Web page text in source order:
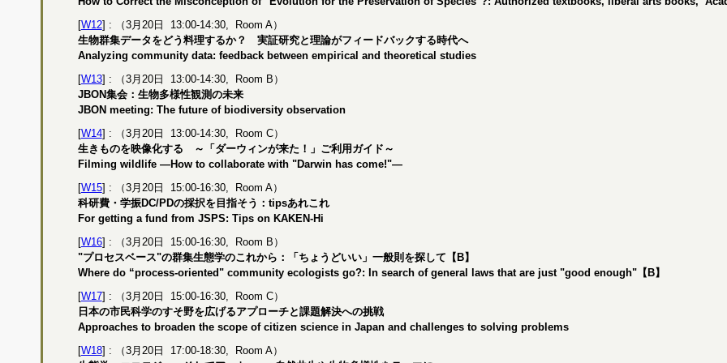
[W12] : （3月20日 13:00-14:30, Room A）
生物群集データをどう料理するか？ 実証研究と理論がフィードバックする時代へ
Analyzing community data: feedback between empirical and theoretical studies
[W13] : （3月20日 13:00-14:30, Room B）
JBON集会：生物多様性観測の未来
JBON meeting: The future of biodiversity observation
[W14] : （3月20日 13:00-14:30, Room C）
生きものを映像化する ～「ダーウィンが来た！」ご利用ガイド～
Filming wildlife —How to collaborate with "Darwin has come!"—
[W15] : （3月20日 15:00-16:30, Room A）
科研費・学振DC/PDの採択を目指そう：tipsあれこれ
For getting a fund from JSPS: Tips on KAKEN-Hi
[W16] : （3月20日 15:00-16:30, Room B）
"プロセスベース"の群集生態学のこれから：「ちょうどいい」一般則を探して【B】
Where do “process-oriented" community ecologists go?: In search of general laws that are just "good enough"【B】
[W17] : （3月20日 15:00-16:30, Room C）
日本の市民科学のすそ野を広げるアプローチと課題解決への挑戦
Approaches to broaden the scope of citizen science in Japan and challenges to solving problems
[W18] : （3月20日 17:00-18:30, Room A）